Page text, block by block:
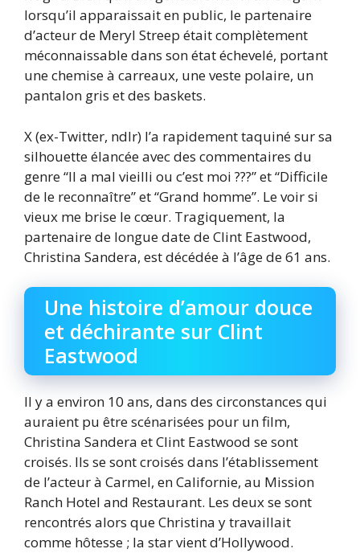
lorsqu’il apparaissait en public, le partenaire
d’acteur de Meryl Streep était complètement
méconnaissable dans son état échevelé, portant
une chemise à carreaux, une veste polaire, un
pantalon gris et des baskets.
X (ex-Twitter, ndlr) l’a rapidement taquiné sur sa
silhouette élancée avec des commentaires du
genre “Il a mal vieilli ou c’est moi ???” et “Difficile
de le reconnaître” et “Grand homme”. Le voir si
vieux me brise le cœur. Tragiquement, la
partenaire de longue date de Clint Eastwood,
Christina Sandera, est décédée à l’âge de 61 ans.
Une histoire d’amour douce
et déchirante sur Clint
Eastwood
Il y a environ 10 ans, dans des circonstances qui
auraient pu être scénarisées pour un film,
Christina Sandera et Clint Eastwood se sont
croisés. Ils se sont croisés dans l’établissement
de l’acteur à Carmel, en Californie, au Mission
Ranch Hotel and Restaurant. Les deux se sont
rencontrés alors que Christina y travaillait
comme hôtesse ; la star vient d’Hollywood.